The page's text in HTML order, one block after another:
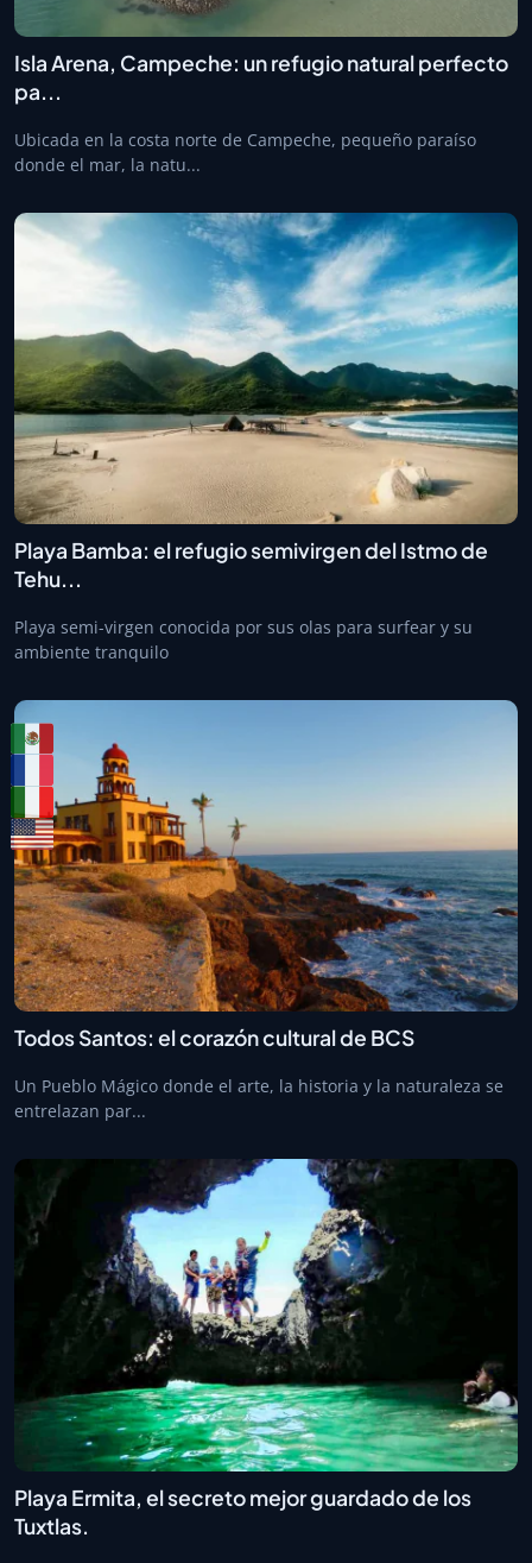
Isla Arena, Campeche: un refugio natural perfecto
pa...
Ubicada en la costa norte de Campeche, pequeño paraíso
donde el mar, la natu...
Playa Bamba: el refugio semivirgen del Istmo de
Tehu...
Playa semi-virgen conocida por sus olas para surfear y su
ambiente tranquilo
Todos Santos: el corazón cultural de BCS
Un Pueblo Mágico donde el arte, la historia y la naturaleza se
entrelazan par...
Playa Ermita, el secreto mejor guardado de los
Tuxtlas.